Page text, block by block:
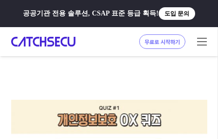
공공기관 전용 솔루션, CSAP 표준 등급 획득! 도입 문의
무료로 시작하기